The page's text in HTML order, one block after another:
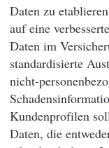
Daten zu
auf eine
Daten im
standardisierte
nicht-
Kundenprofilen
Daten, die